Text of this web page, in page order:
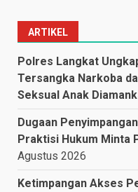
ARTIKEL
Polres Langkat
Tersangka Narkoba
Seksual Anak
Dugaan
Praktisi Hukum Minta
Agustus 2026
Ketimpangan Akses